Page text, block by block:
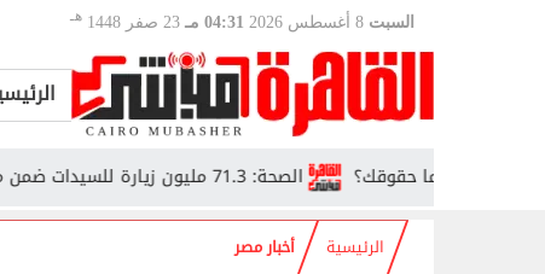
السبت 04:31 مـ 23 صفر 1448 هـ
الصحة: 71.3 مليون زيارة للسيدات ضمن مبادرة دعم صحة المرأة وما حقوقك؟
الرئيسية أخبار مصر